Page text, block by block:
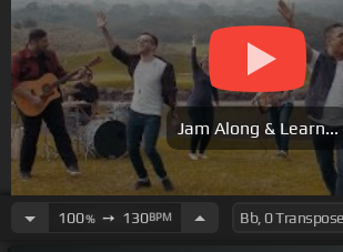
Jam Along & Learn...
100%➙ 130BPM